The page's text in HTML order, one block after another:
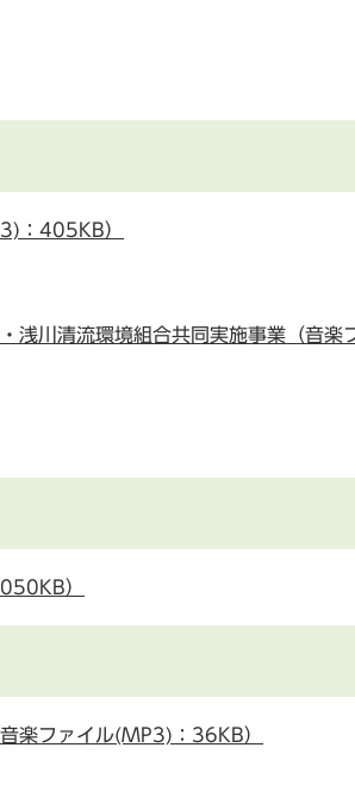
：405KB）
浅川清流環境組合共同実施事業（音
）
楽ファイル(MP3)：36KB）